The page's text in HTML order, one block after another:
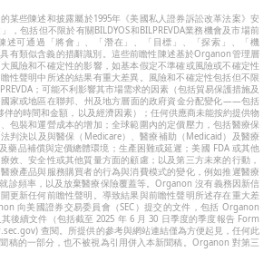
某些陳述和披露屬於1995年《美國私人證券訴訟改革法案》安
，包括但不限於有關BILDYOS和BILPREVDA業務機會及市場前
述可通過「將會」、「潛在」、「目標」、「探索」、「機
有類似含義的措辭識別。這些前瞻性陳述基於Organon管理層
風險和不確定性的影響，如基本假定不準確或風險或不確定性
性聲明中所述的結果有重大差異。風險和不確定性包括但不限
；可能不利影響其市場需求的因素（包括貿易保護措施及
家或地區在聯邦、州及地方層面的政府資金分配變化——包括
的時間和金額，以及經濟因素）；任何供應商未能按約提供物
包裝和運營成本的增加；全球範圍內的定價壓力，包括醫療保
判決以及與醫保（Medicare）、醫療補助（Medicaid）及醫療
藥品補償與定價總體環境；生產困難或延遲；美國 FDA 或其他
效、安全性或其他質量方面的顧慮；以及第三方未來的行動，
療產品與服務購買者的行為與消費模式的變化，例如推遲醫療
診頻率，以及放棄醫療保險覆蓋等。Organon 沒有義務因新信
更新任何前瞻性聲明。導致結果與前瞻性聲明所述存在重大差
向美國證券交易委員會（SEC）提交的文件，包括 Organon
後續文件（包括截至 2025 年 6 月 30 日季度的季度報告 Form
查閱。所提供的參考與網站連結僅為方便起見，任何此
稿的一部分，也不被視為引用併入本新聞稿。Organon 對第三